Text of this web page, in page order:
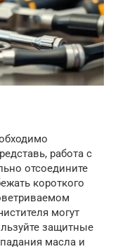
работа с
отсоедините
короткого
могут
защитные
масла и